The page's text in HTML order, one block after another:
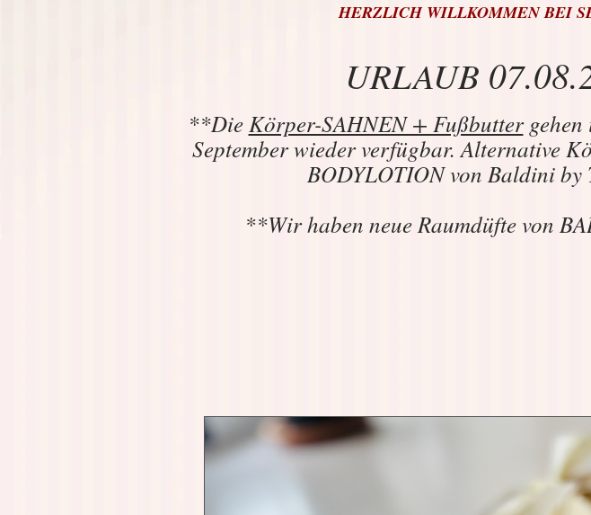
HERZLICH WILLKOMMEN BEI
URLAUB
**DieKörper-SAHNEN + Fußbuttergehen
September wieder verfügbar. Alternative
BODYLOTION von Baldini by
**Wir haben neue Raumdüfte von